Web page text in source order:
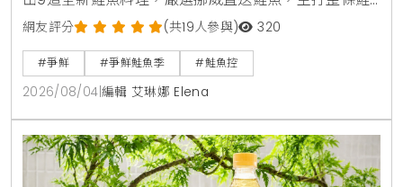
魚從頭吃到尾，包含照燒鮭魚頭，鮮嫩鮭魚肚生魚片，
紫蘇和風鮭魚冷麵，以及可可焦糖鮭魚與鮭魚卵黑糖霜
淇淋等創意鹹甜點。爭鮮APP會員消費滿額再贈送限量
獵奇鮭魚造型扇與專屬優惠彩蛋。
網友評分 (共19人參與) 320
#爭鮮 #爭鮮鮭魚季 #鮭魚控
2026/08/04 編輯 艾琳娜 Elena